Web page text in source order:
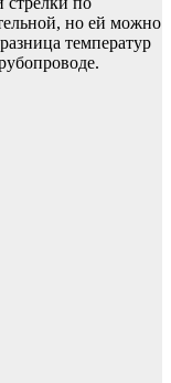
но ей можно
температур